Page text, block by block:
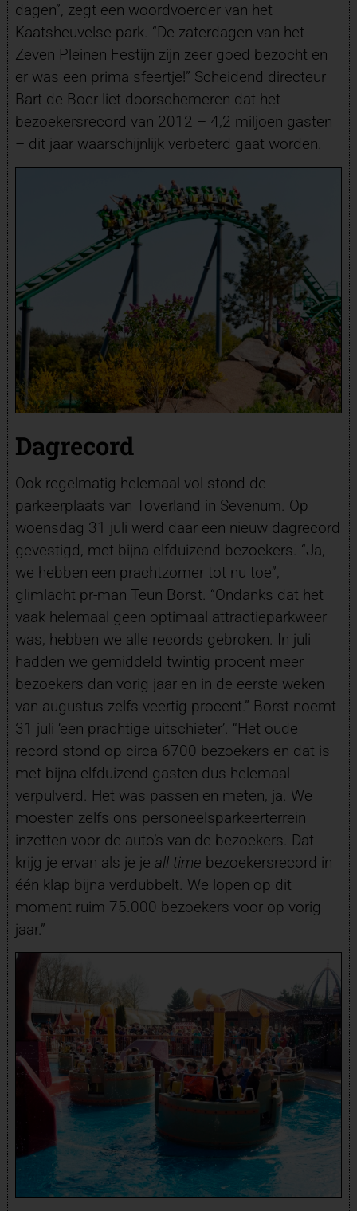
dagen”, zegt een woordvoerder van het
Kaatsheuvelse park. “De zaterdagen van het
Zeven Pleinen Festijn zijn zeer goed bezocht en
er was een prima sfeertje!” Scheidend directeur
Bart de Boer liet doorschemeren dat het
bezoekersrecord van 2012 – 4,2 miljoen gasten
– dit jaar waarschijnlijk verbeterd gaat worden.
Dagrecord
Ook regelmatig helemaal vol stond de
parkeerplaats van Toverland in Sevenum. Op
woensdag 31 juli werd daar een nieuw dagrecord
gevestigd, met bijna elfduizend bezoekers. “Ja,
we hebben een prachtzomer tot nu toe”,
glimlacht pr-man Teun Borst. “Ondanks dat het
vaak helemaal geen optimaal attractieparkweer
was, hebben we alle records gebroken. In juli
hadden we gemiddeld twintig procent meer
bezoekers dan vorig jaar en in de eerste weken
van augustus zelfs veertig procent.” Borst noemt
31 juli ‘een prachtige uitschieter’. “Het oude
record stond op circa 6700 bezoekers en dat is
met bijna elfduizend gasten dus helemaal
verpulverd. Het was passen en meten, ja. We
moesten zelfs ons personeelsparkeerterrein
inzetten voor de auto’s van de bezoekers. Dat
krijg je ervan als je je all time bezoekersrecord in
één klap bijna verdubbelt. We lopen op dit
moment ruim 75.000 bezoekers voor op vorig
jaar.”